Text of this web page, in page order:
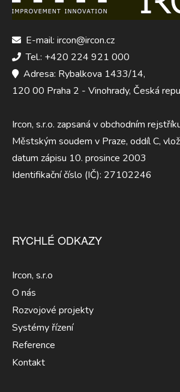
E-mail: ircon@ircon.cz
Tel.: +420 224 921 000
Adresa: Rybalkova 1433/14,
120 00 Praha 2 - Vinohrady, Česká
Ircon, s.r.o. zapsaná v obchodním
Městským soudem v Praze, oddíl C,
datum zápisu 10. prosince 2003
Identifikační číslo (IČ): 27102246
RYCHLÉ ODKAZY
Ircon, s.r.o
O nás
Rozvojové projekty
Systémy řízení
Reference
Kontakt